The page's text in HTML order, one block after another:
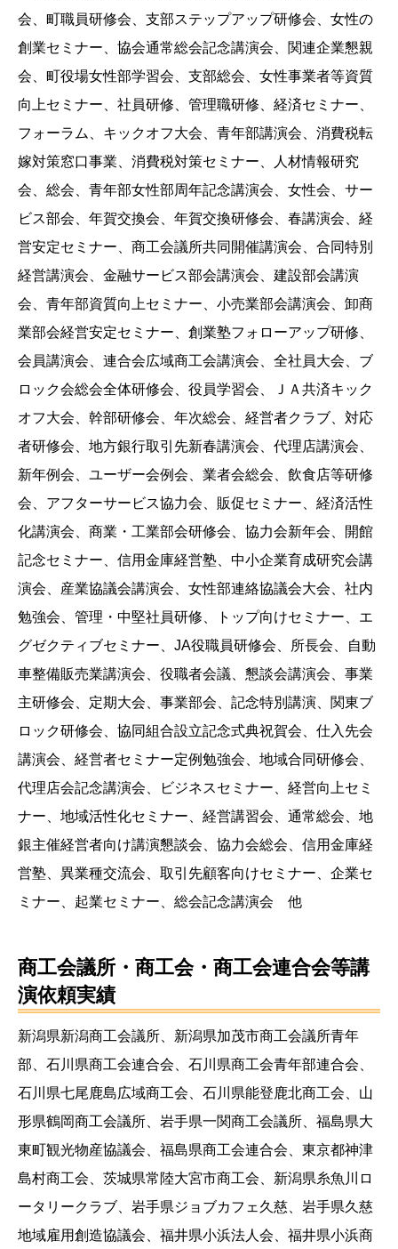
会、町職員研修会、支部ステップアップ研修会、女性の
創業セミナー、協会通常総会記念講演会、関連企業懇親
会、町役場女性部学習会、支部総会、女性事業者等資質
向上セミナー、社員研修、管理職研修、経済セミナー、
フォーラム、キックオフ大会、青年部講演会、消費税転
嫁対策窓口事業、消費税対策セミナー、人材情報研究
会、総会、青年部女性部周年記念講演会、女性会、サー
ビス部会、年賀交換会、年賀交換研修会、春講演会、経
営安定セミナー、商工会議所共同開催講演会、合同特別
経営講演会、金融サービス部会講演会、建設部会講演
会、青年部資質向上セミナー、小売業部会講演会、卸商
業部会経営安定セミナー、創業塾フォローアップ研修、
会員講演会、連合会広域商工会講演会、全社員大会、ブ
ロック会総会全体研修会、役員学習会、ＪＡ共済キック
オフ大会、幹部研修会、年次総会、経営者クラブ、対応
者研修会、地方銀行取引先新春講演会、代理店講演会、
新年例会、ユーザー会例会、業者会総会、飲食店等研修
会、アフターサービス協力会、販促セミナー、経済活性
化講演会、商業・工業部会研修会、協力会新年会、開館
記念セミナー、信用金庫経営塾、中小企業育成研究会講
演会、産業協議会講演会、女性部連絡協議会大会、社内
勉強会、管理・中堅社員研修、トップ向けセミナー、エ
グゼクティブセミナー、JA役職員研修会、所長会、自動
車整備販売業講演会、役職者会議、懇談会講演会、事業
主研修会、定期大会、事業部会、記念特別講演、関東ブ
ロック研修会、協同組合設立記念式典祝賀会、仕入先会
講演会、経営者セミナー定例勉強会、地域合同研修会、
代理店会記念講演会、ビジネスセミナー、経営向上セミ
ナー、地域活性化セミナー、経営講習会、通常総会、地
銀主催経営者向け講演懇談会、協力会総会、信用金庫経
営塾、異業種交流会、取引先顧客向けセミナー、企業セ
ミナー、起業セミナー、総会記念講演会 他
商工会議所・商工会・商工会連合会等講
演依頼実績
新潟県新潟商工会議所、新潟県加茂市商工会議所青年
部、石川県商工会連合会、石川県商工会青年部連合会、
石川県七尾鹿島広域商工会、石川県能登鹿北商工会、山
形県鶴岡商工会議所、岩手県一関商工会議所、福島県大
東町観光物産協議会、福島県商工会連合会、東京都神津
島村商工会、茨城県常陸大宮市商工会、新潟県糸魚川ロ
ータリークラブ、岩手県ジョブカフェ久慈、岩手県久慈
地域雇用創造協議会、福井県小浜法人会、福井県小浜商